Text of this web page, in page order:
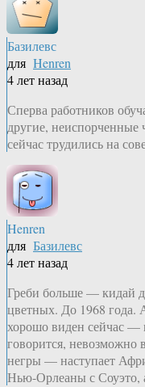
Базилевс
для Henren
4 лет назад
Сперва работников
другие,
сейчас трудились на
Henren
для Базилевс
4 лет назад
Греби больше — кидай
цветных. До 1968 года.
хорошо виден сейчас —
говорится, невозможно
негры — наступает
Нью-Орлеаны с Соуэто,